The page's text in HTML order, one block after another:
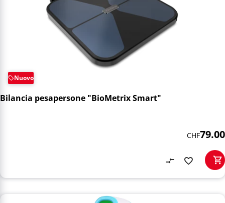
Nuovo
Bilancia pesapersone "BioMetrix Smart"
CHF79.00